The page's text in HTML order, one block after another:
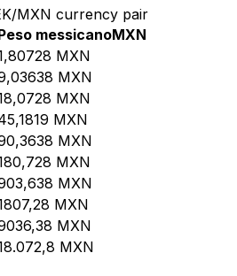
MXN currency pair
messicanoMXN
MXN
MXN
MXN
MXN
MXN
MXN
MXN
MXN
MXN
MXN